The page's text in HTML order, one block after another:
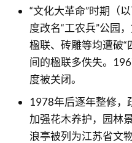
“文化大革命”时期（
度改名“工农兵”公园
楹联、砖雕等均遭破“
间的楹联多佚失。
度被关闭。
1978年后逐年整修，
加强花木养护，园林
浪亭被列为江苏省文